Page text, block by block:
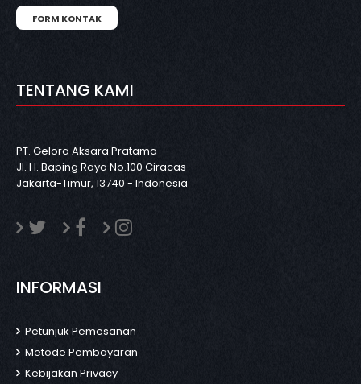
FORM KONTAK
TENTANG KAMI
PT. Gelora Aksara Pratama
Jl. H. Baping Raya No.100 Ciracas
Jakarta-Timur, 13740 - Indonesia
INFORMASI
Petunjuk Pemesanan
Metode Pembayaran
Kebijakan Privacy